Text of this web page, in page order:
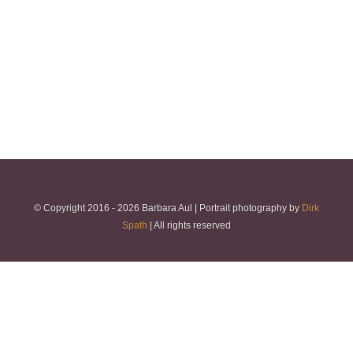
© Copyright 2016 - 2026 Barbara Aul | Portrait photography by Dirk
Spath | All rights reserved